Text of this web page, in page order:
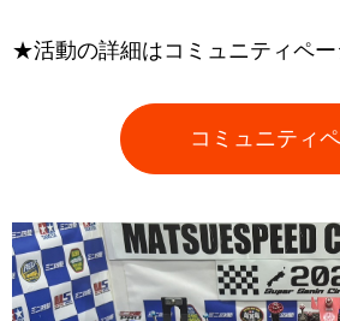
★活動の詳細はコミュニティペー
コミュニティ